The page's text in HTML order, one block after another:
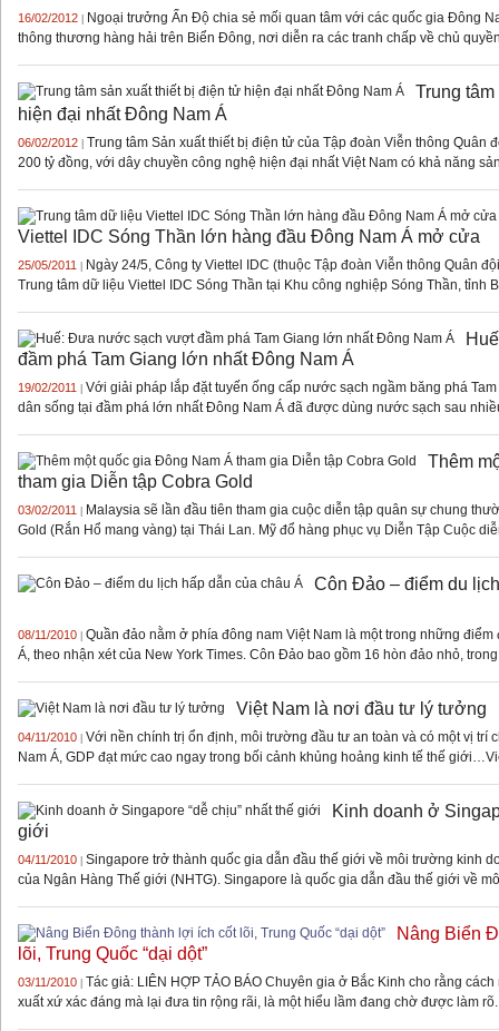
16/02/2012
Ngoại trưởng Ấn Độ chia sẻ mối quan tâm với các quốc gia Đông
thông thương hàng hải trên Biển Đông, nơi diễn ra các tranh chấp về chủ
Trung
hiện đại nhất Đông Nam Á
06/02/2012
Trung tâm Sản xuất thiết bị điện tử của Tập đoàn Viễn thông Quân
200 tỷ đồng, với dây chuyền công nghệ hiện đại nhất Việt Nam có khả năng
Viettel IDC Sóng Thần lớn hàng đầu Đông Nam Á mở cửa
25/05/2011
Ngày 24/5, Công ty Viettel IDC (thuộc Tập đoàn Viễn thông Quân
Trung tâm dữ liệu Viettel IDC Sóng Thần tại Khu công nghiệp Sóng Thần, tỉnh
đầm phá Tam Giang lớn nhất Đông Nam Á
19/02/2011
Với giải pháp lắp đặt tuyến ống cấp nước sạch ngầm băng phá
dân sống tại đầm phá lớn nhất Đông Nam Á đã được dùng nước sạch sau
Thêm
tham gia Diễn tập Cobra Gold
03/02/2011
Malaysia sẽ lần đầu tiên tham gia cuộc diễn tập quân sự chung
Gold (Rắn Hổ mang vàng) tại Thái Lan. Mỹ đổ hàng phục vụ Diễn Tập Cuộc
Côn Đảo – điểm du
08/11/2010
Quần đảo nằm ở phía đông nam Việt Nam là một trong những
Á, theo nhận xét của New York Times. Côn Đảo bao gồm 16 hòn đảo nhỏ,
Việt Nam là nơi đầu tư lý tưởng
04/11/2010
Với nền chính trị ổn định, môi trường đầu tư an toàn và có một vị trí
Nam Á, GDP đạt mức cao ngay trong bối cảnh khủng hoảng kinh tế thế
Kinh doanh ở
giới
04/11/2010
Singapore trở thành quốc gia dẫn đầu thế giới về môi trường kinh
của Ngân Hàng Thế giới (NHTG). Singapore là quốc gia dẫn đầu thế giới về
Nâng Biển
lõi, Trung Quốc “dại dột”
03/11/2010
Tác giả: LIÊN HỢP TẢO BÁO Chuyên gia ở Bắc Kinh cho rằng cách
xuất xứ xác đáng mà lại đưa tin rộng rãi, là một hiểu lầm đang chờ được làm rõ.